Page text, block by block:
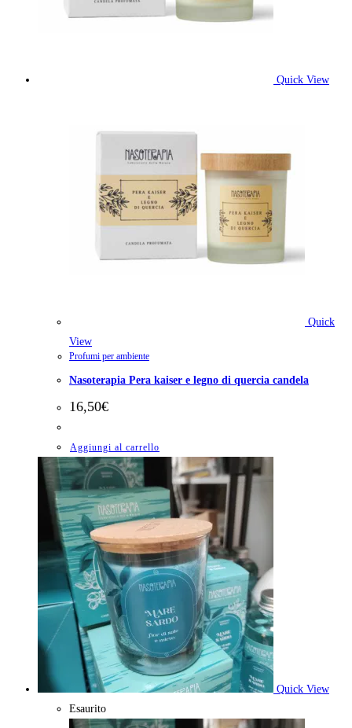
Quick View
Quick
View
Profumi per ambiente
Nasoterapia Pera kaiser e legno di quercia candela
16,50€
Aggiungi al carrello
Quick View
Esaurito